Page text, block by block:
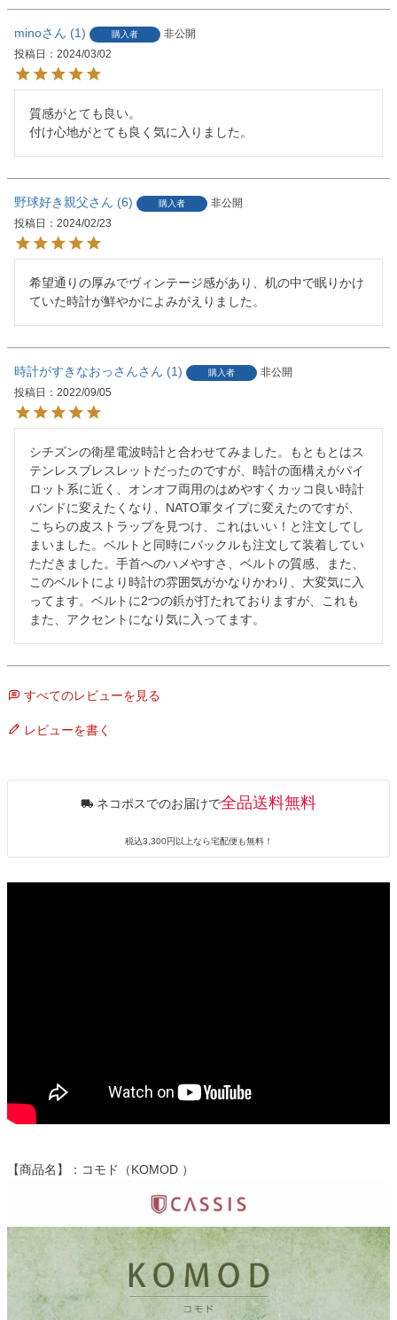
mino 1 購入者
非公開
投稿日
2024/03/02
質感がとても良い。
付け心地がとても良く気に入りました。
野球好き親父 6 購入者
非公開
投稿日
2024/02/23
希望通りの厚みでヴィンテージ感があり、机の中で眠りかけ
ていた時計が鮮やかによみがえりました。
時計がすきなおっさん 1 購入者
非公開
投稿日
2022/09/05
シチズンの衛星電波時計と合わせてみました。もともとはス
テンレスブレスレットだったのですが、時計の面構えがパイ
ロット系に近く、オンオフ両用のはめやすくカッコ良い時計
バンドに変えたくなり、NATO軍タイプに変えたのですが、
こちらの皮ストラップを見つけ、これはいい！と注文してし
まいました。ベルトと同時にバックルも注文して装着してい
ただきました。手首へのハメやすさ、ベルトの質感、また、
このベルトにより時計の雰囲気がかなりかわり、大変気に入
ってます。ベルトに2つの鋲が打たれておりますが、これも
また、アクセントになり気に入ってます。
すべてのレビューを見る
レビューを書く
ネコポスでのお届けで全品送料無料
税込3,300円以上なら宅配便も無料！
【商品名】：コモド（KOMOD ）